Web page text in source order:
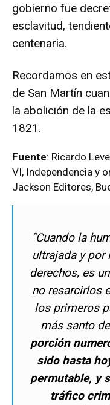
gobierno fue
esclavitud,
centenaria.
Recordamos en
de San Martín
la abolición de la
1821.
Fuente: Ricardo
VI, Independencia y
Jackson Editores,
“Cuando la
ultrajada y
derechos, es
no resarcirlos
los primeros
más santo
porción
sido hasta
permutable, y
tráfico